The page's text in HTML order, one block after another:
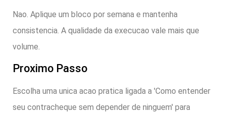
Nao. Aplique um bloco por semana e mantenha
consistencia. A qualidade da execucao vale mais que
volume.
Proximo Passo
Escolha uma unica acao pratica ligada a 'Como entender
seu contracheque sem depender de ninguem' para